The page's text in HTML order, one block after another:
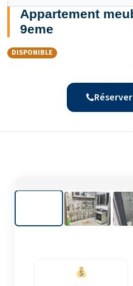
Appartement
9eme
DISPONIBLE